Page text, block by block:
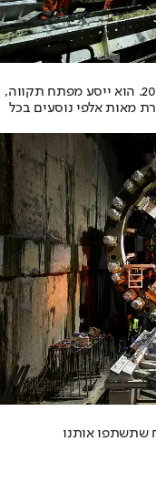
הקו האדום צפוי להיכנס לשירות באוקטובר 2021. הוא ייסע מפתח תקווה,
מאות אלפי נוסעים בכל
שתשתפו אותנו